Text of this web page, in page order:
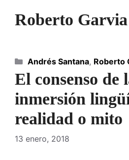
Roberto Garvia
El consenso de
inmersión
realidad o mito
13 enero, 2018
Categorías
Andrés Santana, Roberto